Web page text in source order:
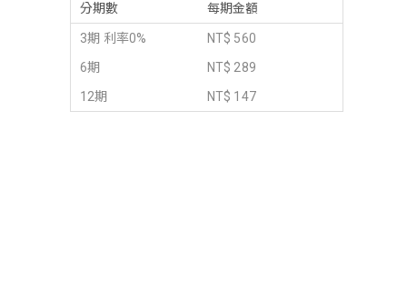
分期數 每期金額
3期 利率0%
NT$ 560
6期
NT$ 289
12期
NT$ 147